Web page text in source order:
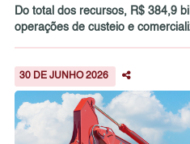
Do total dos recursos, R$ 384,9
operações de custeio e
30 DE JUNHO 2026